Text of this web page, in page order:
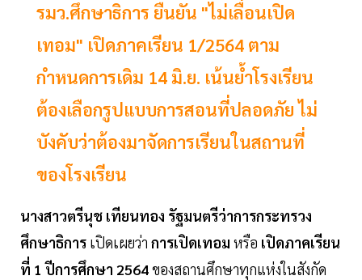
รมว.ศึกษาธิการ ยืนยัน "ไม่เลื่อนเปิด
เทอม" เปิดภาคเรียน 1/2564 ตาม
กำหนดการเดิม 14 มิ.ย. เน้นย้ำโรงเรียน
ต้องเลือกรูปแบบการสอนที่ปลอดภัย ไม่
บังคับว่าต้องมาจัดการเรียนในสถานที่
ของโรงเรียน
นางสาวตรีนุช เทียนทอง รัฐมนตรีว่าการกระทรวง
ศึกษาธิการ เปิดเผยว่า การเปิดเทอม หรือ เปิดภาคเรียน
ที่ 1 ปีการศึกษา 2564ของสถานศึกษาทุกแห่งในสังกัด